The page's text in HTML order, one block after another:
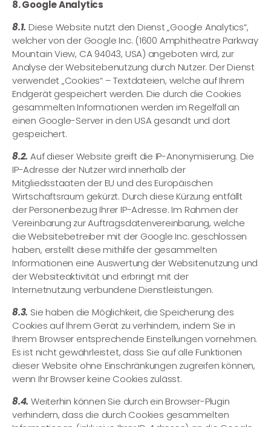
8. Google Analytics
8.1. Diese Website nutzt den Dienst „Google Analytics“,
welcher von der Google Inc. (1600 Amphitheatre Parkway
Mountain View, CA 94043, USA) angeboten wird, zur
Analyse der Websitebenutzung durch Nutzer. Der Dienst
verwendet „Cookies“ – Textdateien, welche auf Ihrem
Endgerät gespeichert werden. Die durch die Cookies
gesammelten Informationen werden im Regelfall an
einen Google-Server in den USA gesandt und dort
gespeichert.
8.2. Auf dieser Website greift die IP-Anonymisierung. Die
IP-Adresse der Nutzer wird innerhalb der
Mitgliedsstaaten der EU und des Europäischen
Wirtschaftsraum gekürzt. Durch diese Kürzung entfällt
der Personenbezug Ihrer IP-Adresse. Im Rahmen der
Vereinbarung zur Auftragsdatenvereinbarung, welche
die Websitebetreiber mit der Google Inc. geschlossen
haben, erstellt diese mithilfe der gesammelten
Informationen eine Auswertung der Websitenutzung und
der Websiteaktivität und erbringt mit der
Internetnutzung verbundene Dienstleistungen.
8.3. Sie haben die Möglichkeit, die Speicherung des
Cookies auf Ihrem Gerät zu verhindern, indem Sie in
Ihrem Browser entsprechende Einstellungen vornehmen.
Es ist nicht gewährleistet, dass Sie auf alle Funktionen
dieser Website ohne Einschränkungen zugreifen können,
wenn Ihr Browser keine Cookies zulässt.
8.4. Weiterhin können Sie durch ein Browser-Plugin
verhindern, dass die durch Cookies gesammelten